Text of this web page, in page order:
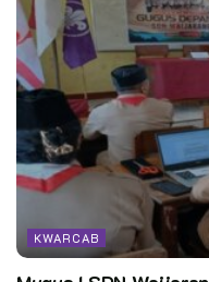
KWARCAB